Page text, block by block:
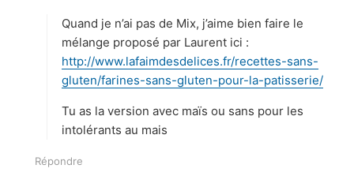
:
Quand je n’ai pas de Mix, j’aime bien faire le
mélange proposé par Laurent ici :
http://www.lafaimdesdelices.fr/recettes-sans-
gluten/farines-sans-gluten-pour-la-patisserie/
Tu as la version avec maïs ou sans pour les
intolérants au mais
Répondre